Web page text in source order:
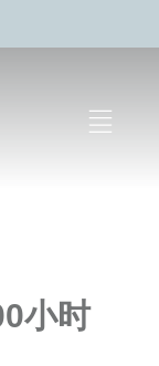
小时